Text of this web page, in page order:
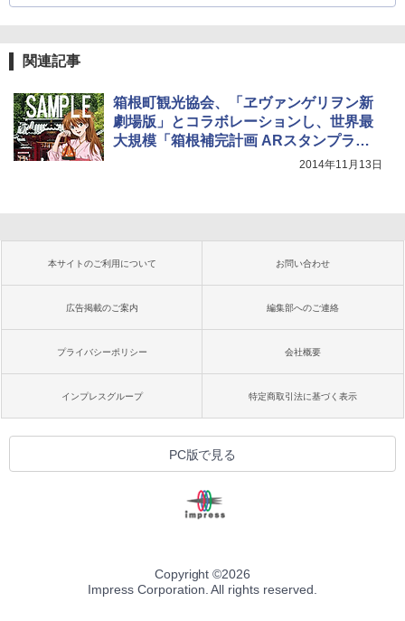
関連記事
箱根町観光協会、「ヱヴァンゲリヲン新
劇場版」とコラボレーションし、世界最
大規模「箱根補完計画 ARスタンプラリ
2014年11月13日
本サイトのご利用について お問い合わせ
広告掲載のご案内 編集部へのご連絡
プライバシーポリシー 会社概要
インプレスグループ 特定商取引法に基づく表示
PC版で見る
Copyright ©2026
Impress Corporation. All rights reserved.